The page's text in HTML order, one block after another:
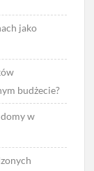
jako
budżecie?
w